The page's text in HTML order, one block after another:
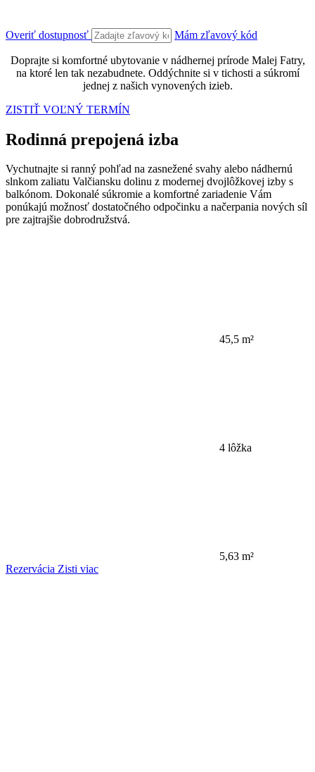
Overiť dostupnosť Mám zľavový kód
Doprajte si komfortné ubytovanie v nádhernej prírode Malej Fatry,
na ktoré len tak nezabudnete. Oddýchnite si v tichosti a súkromí
jednej z našich vynovených izieb.
ZISTIŤ VOĽNÝ TERMÍN
Rodinná prepojená izba
Vychutnajte si ranný pohľad na zasnežené svahy alebo nádhernú
slnkom zaliatu Valčiansku dolinu z modernej dvojlôžkovej izby s
balkónom. Dokonalé súkromie a komfortné zariadenie Vám
ponúkajú možnosť dostatočného odpočinku a načerpania nových síl
pre zajtrajšie dobrodružstvá.
45,5 m²
4 lôžka
5,63 m²
Rezervácia Zisti viac